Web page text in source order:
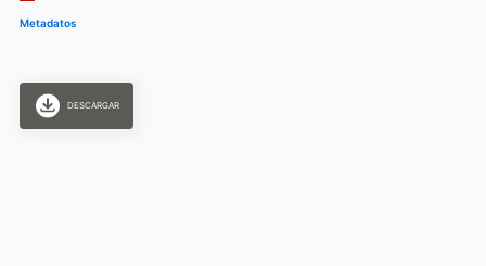
Metadatos
DESCARGAR